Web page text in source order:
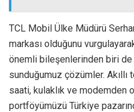
TCL Mobil Ülke Müdürü
markası olduğunu
önemli bileşenlerinden biri
sunduğumuz çözümler. Akıllı
saati, kulaklık ve modemden
portföyümüzü Türkiye